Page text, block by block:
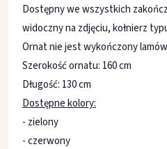
Dostępny we wszystkich
widoczny na zdjęciu, kołnierz
Ornat nie jest wykończony
Szerokość ornatu: 160 cm
Długość: 130 cm
Dostępne kolory:
- zielony
- czerwony